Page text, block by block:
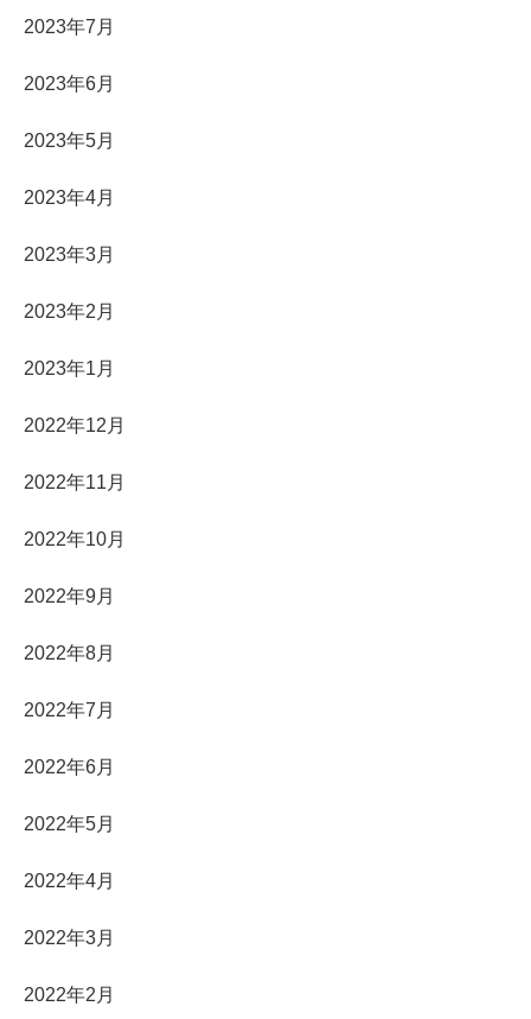
2023年7月
2023年6月
2023年5月
2023年4月
2023年3月
2023年2月
2023年1月
2022年12月
2022年11月
2022年10月
2022年9月
2022年8月
2022年7月
2022年6月
2022年5月
2022年4月
2022年3月
2022年2月